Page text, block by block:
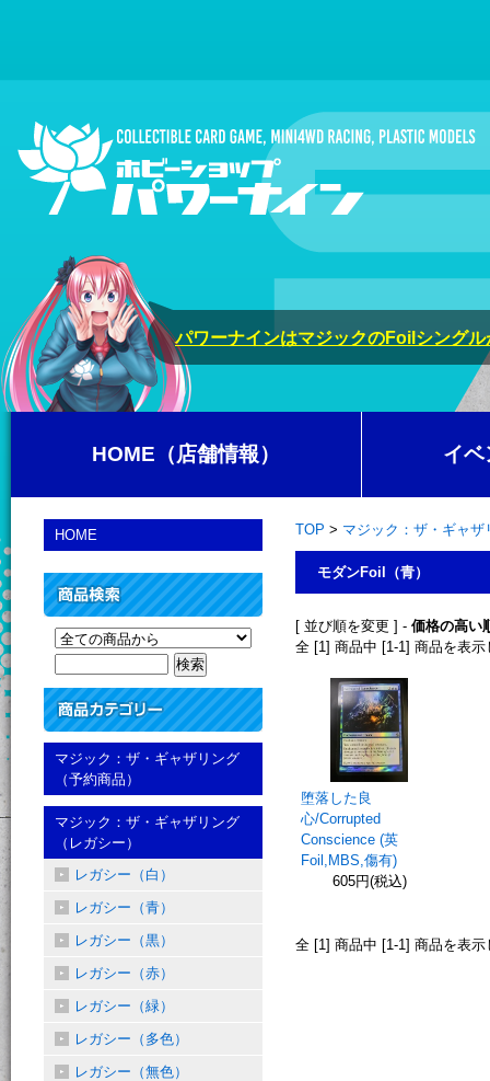
パワーナインはマジックのFoilシング
HOME（店舗情報） イベ
TOP > マジック：ザ・ギャ
モダンFoil（青）
[ 並び順を変更 ] - 価格の高い
全 [1] 商品中 [1-1] 商品を表示
堕落した良
心/Corrupted
Conscience (英
Foil,MBS,傷有)
605円(税込)
全 [1] 商品中 [1-1] 商品を表示
HOME
マジック：ザ・ギャザリング
（予約商品）
マジック：ザ・ギャザリング
（レガシー）
レガシー（白）
レガシー（青）
レガシー（黒）
レガシー（赤）
レガシー（緑）
レガシー（多色）
レガシー（無色）